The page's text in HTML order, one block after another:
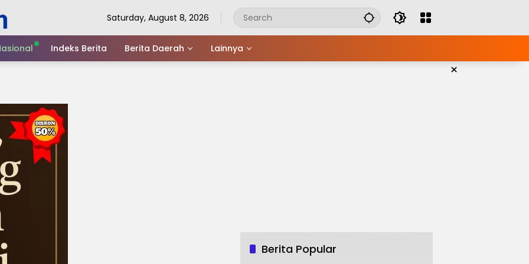
Saturday, August 8, 2026
Indeks Berita Berita Daerah Lainnya
×
Berita Popular